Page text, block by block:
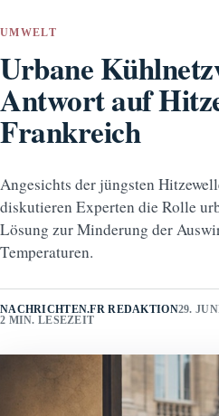
UMWELT
Urbane
Antwort auf
Frankreich
Angesichts der jüngsten
diskutieren Experten die Rolle
Lösung zur Minderung der
Temperaturen.
NACHRICHTEN.FR REDAKTION29.
2 MIN. LESEZEIT